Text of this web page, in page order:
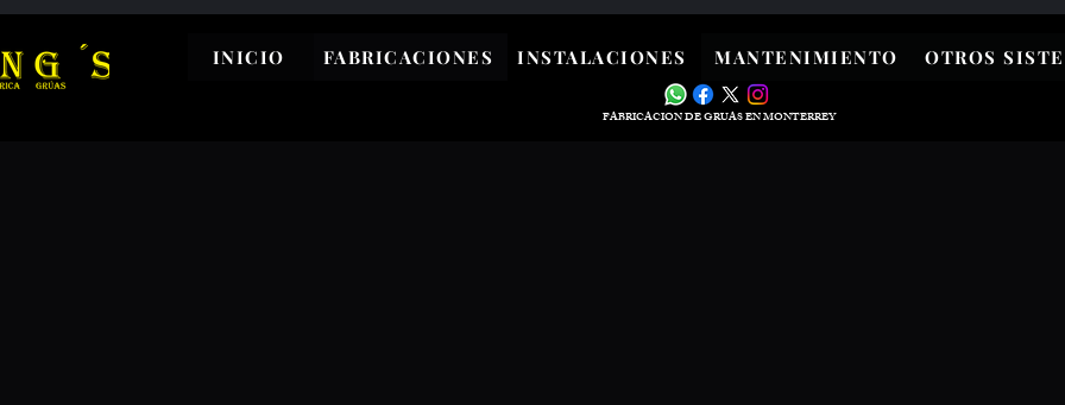
INICIO FABRICACIONES INSTALACIONES MANTENIMIENTO OTROS
FABRICACION DE GRUAS EN MONTERREY